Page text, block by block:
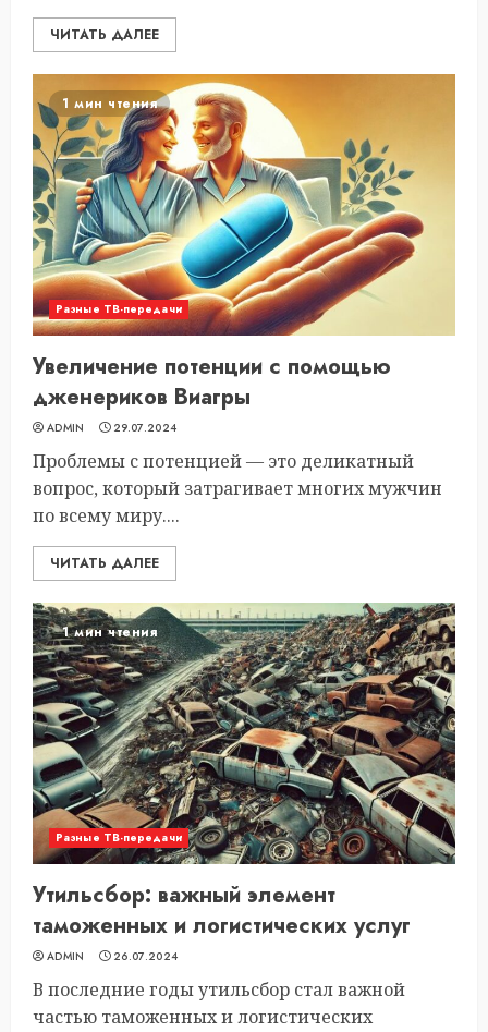
ЧИТАТЬ ДАЛЕЕ
1 мин чтения
Разные ТВ-передачи
Увеличение потенции с помощью
дженериков Виагры
ADMIN 29.07.2024
Проблемы с потенцией — это деликатный
вопрос, который затрагивает многих мужчин
по всему миру....
ЧИТАТЬ ДАЛЕЕ
1 мин чтения
Разные ТВ-передачи
Утильсбор: важный элемент
таможенных и логистических услуг
ADMIN 26.07.2024
В последние годы утильсбор стал важной
частью таможенных и логистических